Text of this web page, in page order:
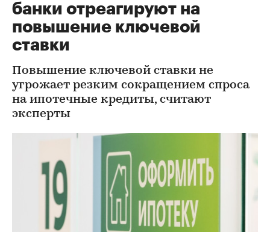
банки отреагируют на
повышение ключевой
ставки
Повышение ключевой ставки не
угрожает резким сокращением спроса
на ипотечные кредиты, считают
эксперты